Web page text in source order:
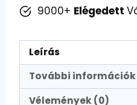
9000+ Elégedett
Leírás
További információk
Vélemények (0)